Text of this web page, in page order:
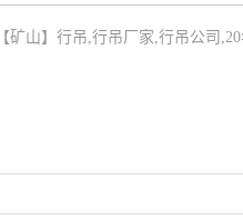
矿山】行吊,行吊厂家,行吊公司